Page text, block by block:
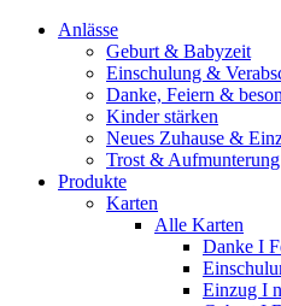
Anlässe
Geburt & Babyzeit
Einschulung &
Danke, Feiern &
Kinder stärken
Neues Zuhause &
Trost & Aufmunterung
Produkte
Karten
Alle Karten
Danke I
Einzug I